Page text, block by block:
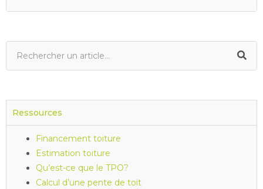
Ressources
Financement toiture
Estimation toiture
Qu’est-ce que le TPO?
Calcul d’une pente de toit